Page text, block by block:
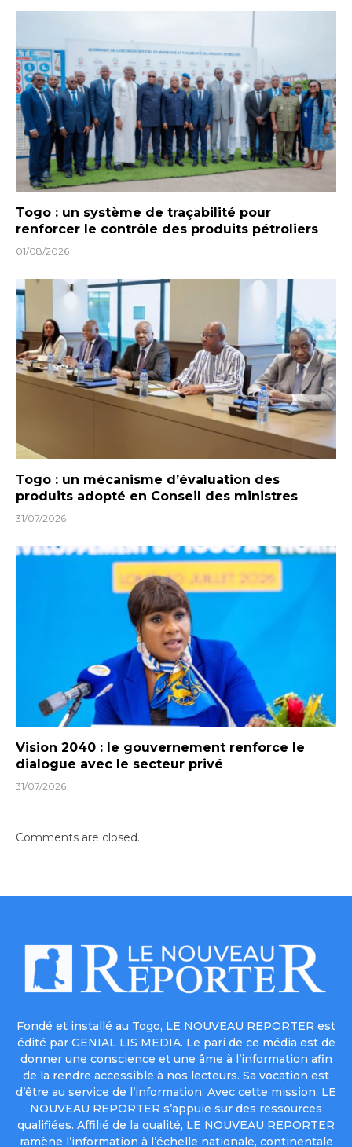
Togo : un système de traçabilité pour
renforcer le contrôle des produits pétroliers
01/08/2026
Togo : un mécanisme d’évaluation des
produits adopté en Conseil des ministres
31/07/2026
Vision 2040 : le gouvernement renforce le
dialogue avec le secteur privé
31/07/2026
Comments are closed.
Fondé et installé au Togo, LE NOUVEAU REPORTER est
édité par GENIAL LIS MEDIA. Le pari de ce média est de
donner une conscience et une âme à l’information afin
de la rendre accessible à nos lecteurs. Sa vocation est
d’être au service de l’information. Avec cette mission, LE
NOUVEAU REPORTER s’appuie sur des ressources
qualifiées. Affilié de la qualité, LE NOUVEAU REPORTER
ramène l’information à l’échelle nationale, continentale